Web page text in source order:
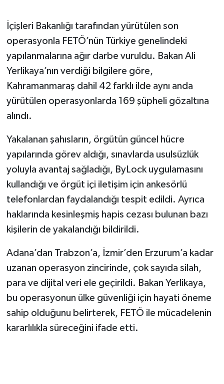
İçişleri Bakanlığı tarafından yürütülen son
operasyonla FETÖ’nün Türkiye genelindeki
yapılanmalarına ağır darbe vuruldu. Bakan Ali
Yerlikaya’nın verdiği bilgilere göre,
Kahramanmaraş dahil 42 farklı ilde aynı anda
yürütülen operasyonlarda 169 şüpheli gözaltına
alındı.
Yakalanan şahısların, örgütün güncel hücre
yapılarında görev aldığı, sınavlarda usulsüzlük
yoluyla avantaj sağladığı, ByLock uygulamasını
kullandığı ve örgüt içi iletişim için ankesörlü
telefonlardan faydalandığı tespit edildi. Ayrıca
haklarında kesinleşmiş hapis cezası bulunan bazı
kişilerin de yakalandığı bildirildi.
Adana’dan Trabzon’a, İzmir’den Erzurum’a kadar
uzanan operasyon zincirinde, çok sayıda silah,
para ve dijital veri ele geçirildi. Bakan Yerlikaya,
bu operasyonun ülke güvenliği için hayati öneme
sahip olduğunu belirterek, FETÖ ile mücadelenin
kararlılıkla süreceğini ifade etti.
MAGAZİN
KADIN-AİLE
YEREL YÖNETİM
MEDYA
ÜÇÜNCÜ SAYFA
Yemek
SİVİL TOPLUM
SEÇİM 2014
KİM KİMDİR
ÇEK GÖNDER
KİTAP